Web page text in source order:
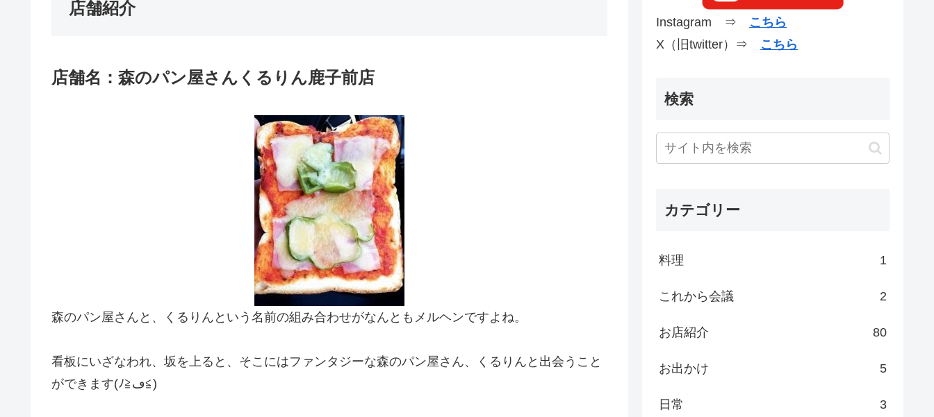
店舗紹介
店舗名：森のパン屋さんくるりん鹿子前店
森のパン屋さんと、くるりんという名前の組み合わせがなんともメルヘンですよね。
看板にいざなわれ、坂を上ると、そこにはファンタジーな森のパン屋さん、くるりんと出会うこと
ができます(ﾉ≧ڡ≦)
Instagram ⇒ こちら
X（旧twitter）⇒ こちら
検索
カテゴリー
料理 1
これから会議 2
お店紹介 80
お出かけ 5
日常 3